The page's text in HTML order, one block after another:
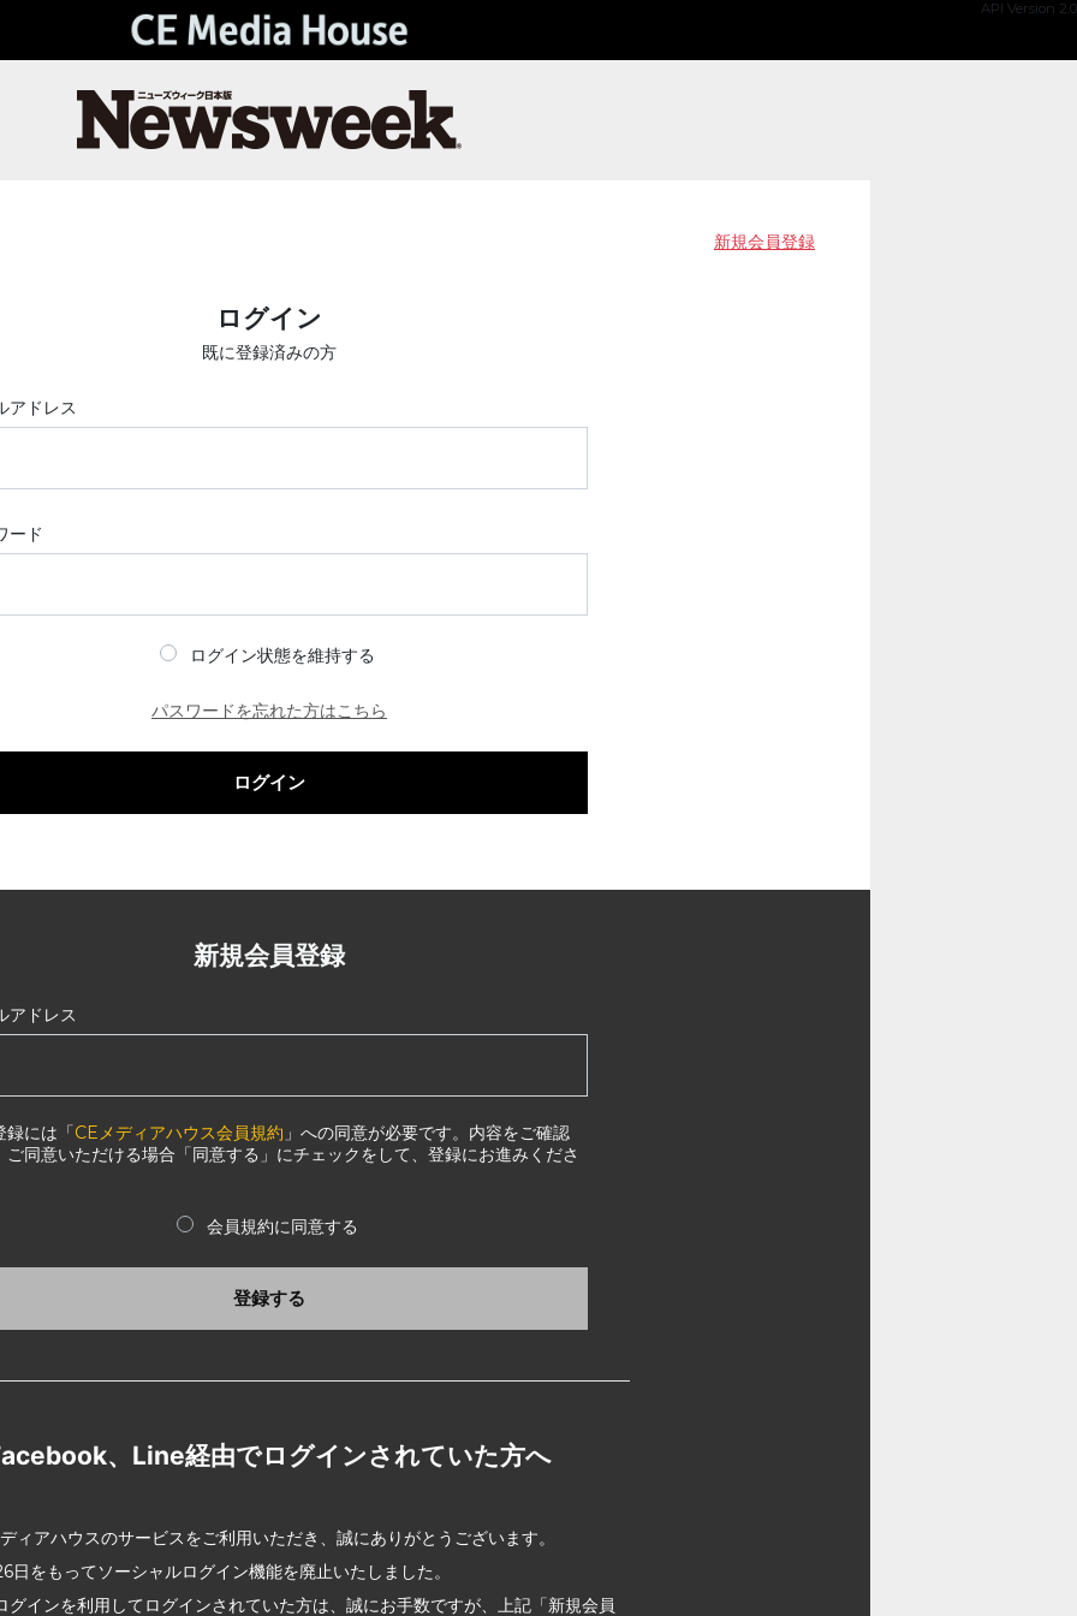
API Version 2.0
新規会員登録
ログイン
既に登録済みの方
アドレス
ード
ログイン状態を維持する
パスワードを忘れた方はこちら
ログイン
新規会員登録
アドレス
録には「CEメディアハウス会員規約 」への同意が必要です。内容をご確認
ご同意いただける場合「同意する」にチェックをして、登録にお進みくださ
会員規約に同意する
登録する
、Line経由でログインされていた方へ
ィアハウスのサービスをご利用いただき、誠にありがとうございます。
日をもってソーシャルログイン機能を廃止いたしました。
グインを利用してログインされていた方は、誠にお手数ですが、上記「新規会員